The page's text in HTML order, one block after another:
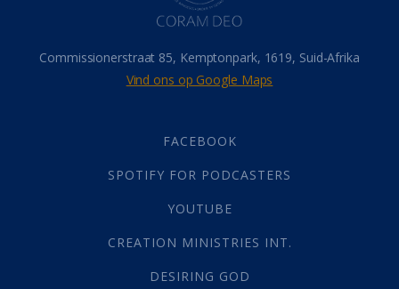
Oordeelsdag(19)
Verheerlikte liggaam
Wederkoms
(27)
Gebed(87)
Die Onse Vader(12)
God(392)
Afgode(23)
Almag(1)
Alomteenwoordig
Commissionerstraat 85, Kemptonpark, 1619, Suid-Afrika
Vind ons op Google Maps
FACEBOOK
SPOTIFY FOR PODCASTERS
YOUTUBE
CREATION MINISTRIES INT.
DESIRING GOD